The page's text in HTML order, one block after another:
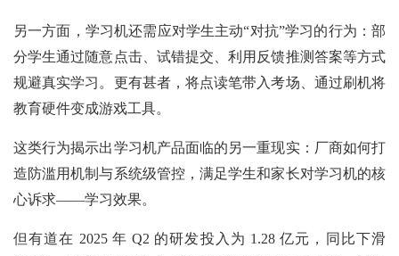
另一方面，学习机还需应对学生主动“对抗”学习的行为：部
分学生通过随意点击、试错提交、利用反馈推测答案等方式
规避真实学习。更有甚者，将点读笔带入考场、通过刷机将
教育硬件变成游戏工具。
这类行为揭示出学习机产品面临的另一重现实：厂商如何打
造防滥用机制与系统级管控，满足学生和家长对学习机的核
心诉求——学习效果。
但有道在 2025 年 Q2 的研发投入为 1.28 亿元，同比下滑